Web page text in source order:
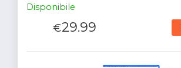
Disponibile
€29.99